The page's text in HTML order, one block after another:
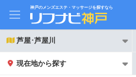
神戸のメンズエステ・マッサージを探すなら
芦屋･芦屋川
現在地から探す